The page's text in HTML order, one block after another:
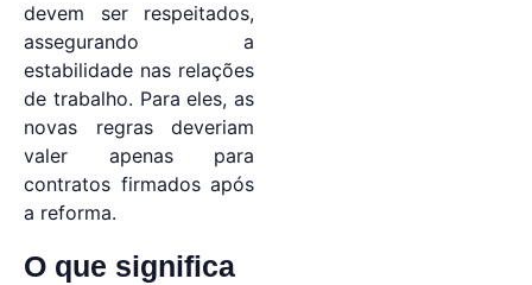
devem ser respeitados,
assegurando a
estabilidade nas relações
de trabalho. Para eles, as
novas regras deveriam
valer apenas para
contratos firmados após
a reforma.
O que significa